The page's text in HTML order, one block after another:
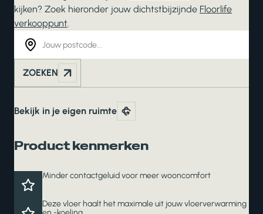
kijken? Zoek hieronder jouw dichtstbijzijnde Floorlife
verkooppunt.
ZOEKEN
Bekijk in je eigen ruimte
Product kenmerken
Minder contactgeluid voor meer wooncomfort
Deze vloer haalt het maximale uit jouw vloerverwarming